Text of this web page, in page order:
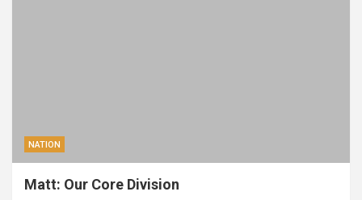
NATION
Matt: Our Core Division